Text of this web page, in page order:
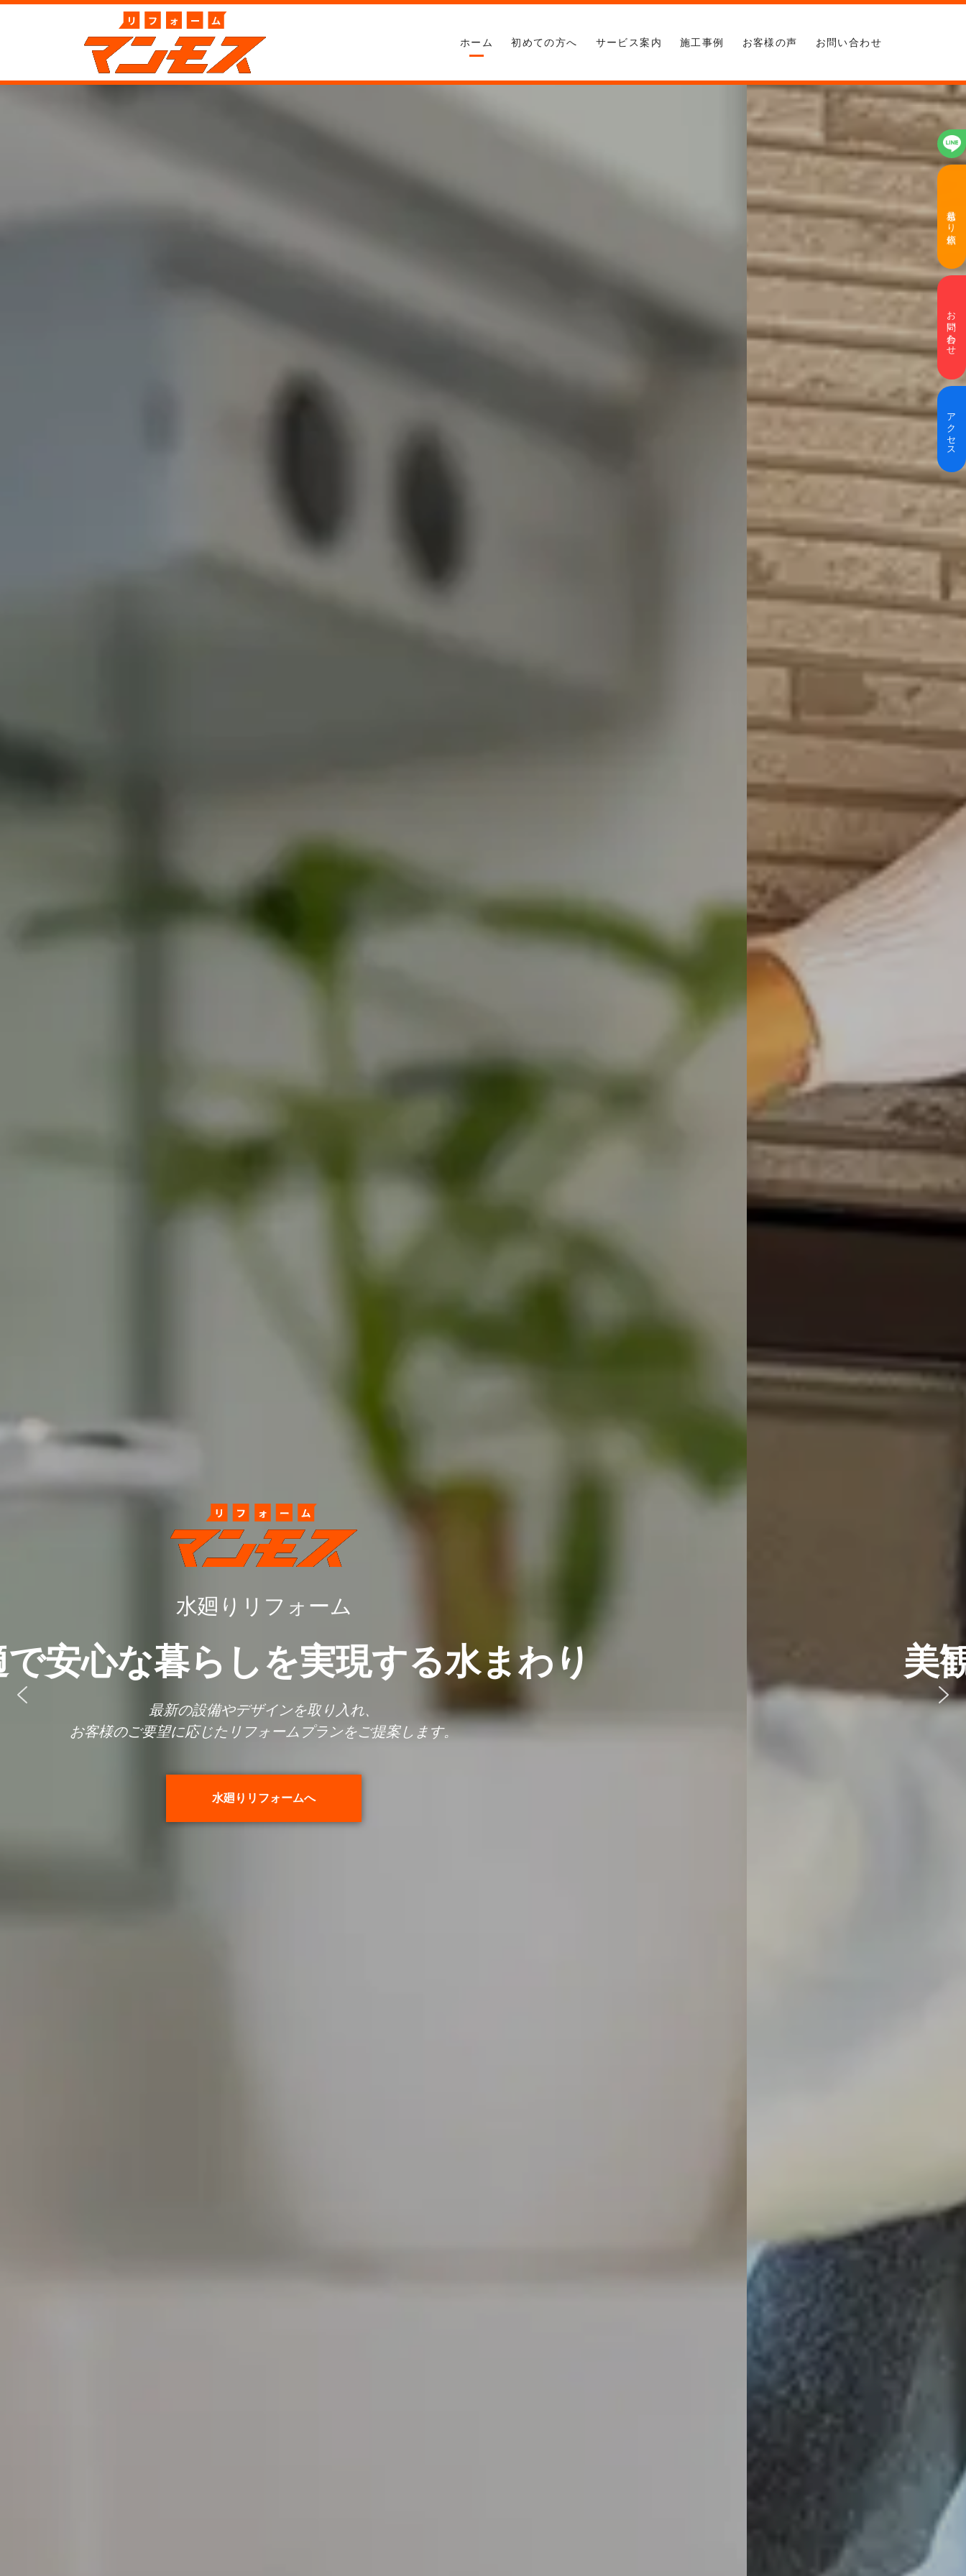
ホーム 初めての方へ サービス案内 施工事例 お客様の声 お問い合わせ
美観と機能性を兼ね備えた住まいを実現
外まわりは、住まいの第一印象を左右する大切な要素。
美観と耐久性を両立した外回りリフォームを提供しております。
見積もり依頼
お問い合わせ
アクセス